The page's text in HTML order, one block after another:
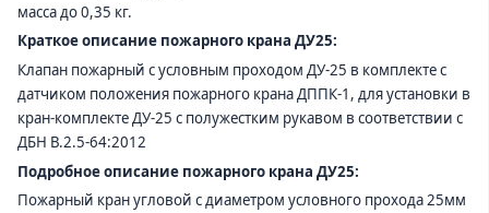
масса до 0,35 кг.
Краткое описание пожарного крана ДУ25:
Клапан пожарный с условным проходом ДУ-25 в комплекте с
датчиком положения пожарного крана ДППК-1, для установки в
кран-комплекте ДУ-25 с полужестким рукавом в соответствии с
ДБН В.2.5-64:2012
Подробное описание пожарного крана ДУ25:
Пожарный кран угловой с диаметром условного прохода25мм